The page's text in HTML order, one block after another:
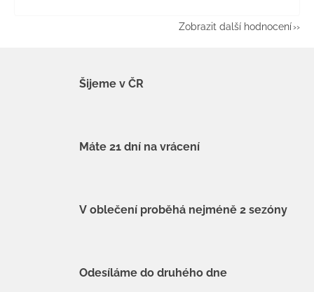
Zobrazit další hodnocení
Šijeme v ČR
Máte 21 dní na vrácení
V oblečení proběhá nejméně 2 sezóny
Odesíláme do druhého dne